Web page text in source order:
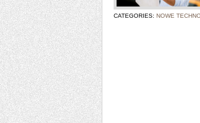
CATEGORIES: NOWE